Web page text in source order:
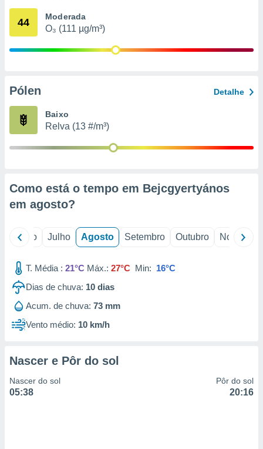
através
estudos
1199
44 Moderada
O₃ (111 µg/m³)
Pólen Detalhe
Baixo
Relva (13 #/m³)
Como está o tempo em Bejcgyertyános
em agosto?
Junho Julho Agosto Setembro Outubro Novembro
T. Média : 21°C Máx.: 27°C Min: 16°C
Dias de chuva: 10 dias
Acum. de chuva: 73 mm
Vento médio: 10 km/h
Nascer e Pôr do sol
Nascer do sol
05:38
Pôr do sol
20:16